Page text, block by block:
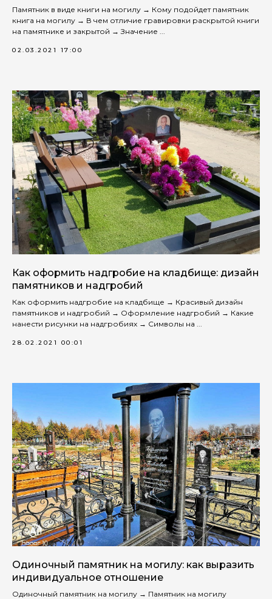
Памятник в виде книги на могилу → Кому подойдет памятник
книга на могилу → В чем отличие гравировки раскрытой книги
на памятнике и закрытой → Значение ...
02.03.2021 17:00
Как оформить надгробие на кладбище: дизайн
памятников и надгробий
Как оформить надгробие на кладбище → Красивый дизайн
памятников и надгробий → Оформление надгробий → Какие
нанести рисунки на надгробиях → Символы на ...
28.02.2021 00:01
Одиночный памятник на могилу: как выразить
индивидуальное отношение
Одиночный памятник на могилу → Памятник на могилу